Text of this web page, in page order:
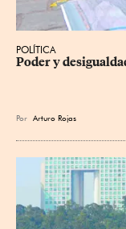
POLÍTICA
Poder y
Por Arturo Rojas